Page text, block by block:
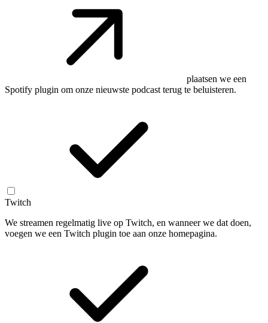
plaatsen we een
Spotify plugin om onze nieuwste podcast terug te beluisteren.
Twitch
We streamen regelmatig live op Twitch, en wanneer we dat doen,
voegen we een Twitch plugin toe aan onze homepagina.